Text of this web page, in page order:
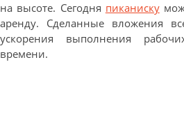
на высоте. Сегодня пиканиску
аренду. Сделанные вложения
ускорения выполнения
времени.